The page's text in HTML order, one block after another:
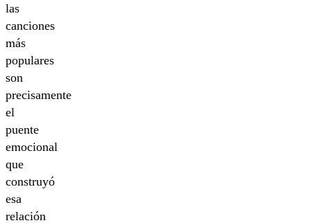
las
canciones
más
populares
son
precisamente
el
puente
emocional
que
construyó
esa
relación